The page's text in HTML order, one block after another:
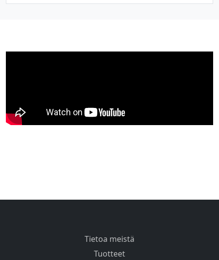
Tietoa meistä
Tuotteet